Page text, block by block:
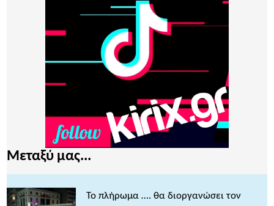
Μεταξύ μας...
Το πλήρωμα …. θα διοργανώσει τον